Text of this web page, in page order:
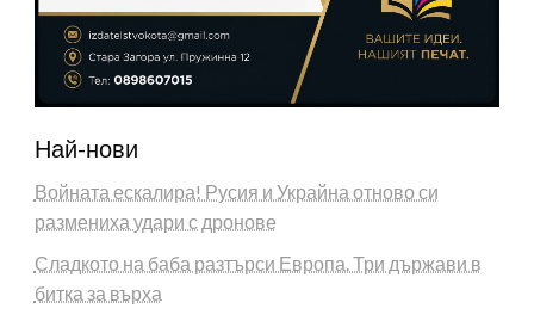
Най-нови
Войната ескалира! Русия и Украйна отново си
размениха удари с дронове
Сладкото на баба разтърси Европа. Три държави в
битка за върха